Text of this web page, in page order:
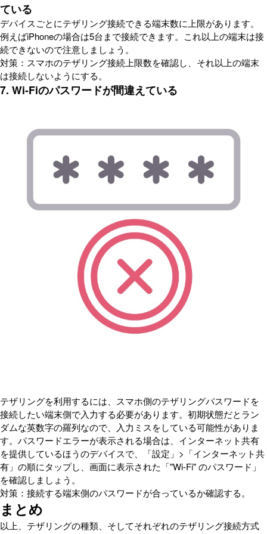
ている
デバイスごとにテザリング接続できる端末数に上限があります。
例えばiPhoneの場合は5台まで接続できます。これ以上の端末は接
続できないので注意しましょう。
対策：スマホのテザリング接続上限数を確認し、それ以上の端末
は接続しないようにする。
7. Wi-Fiのパスワードが間違えている
テザリングを利用するには、スマホ側のテザリングパスワードを
接続したい端末側で入力する必要があります。初期状態だとラン
ダムな英数字の羅列なので、入力ミスをしている可能性がありま
す。パスワードエラーが表示される場合は、インターネット共有
を提供しているほうのデバイスで、「設定」>「インターネット共
有」の順にタップし、画面に表示された「"Wi-Fi" のパスワード」
を確認しましょう。
対策：接続する端末側のパスワードが合っているか確認する。
まとめ
以上、テザリングの種類、そしてそれぞれのテザリング接続方式